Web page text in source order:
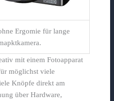
Ergomie für lange
mit einem Fotoapparat
möglichst viele
Knöpfe direkt am
über Hardware,